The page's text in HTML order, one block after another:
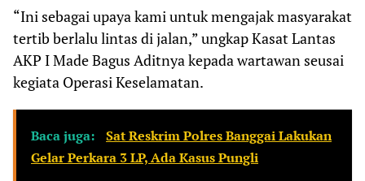
“Ini sebagai upaya kami untuk mengajak masyarakat
tertib berlalu lintas di jalan,” ungkap Kasat Lantas
AKP I Made Bagus Aditnya kepada wartawan seusai
kegiata Operasi Keselamatan.
Baca juga:
Sat Reskrim Polres Banggai Lakukan
Gelar Perkara 3 LP, Ada Kasus Pungli